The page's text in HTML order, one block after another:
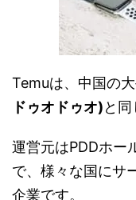
Temuは、中国の
ドゥオドゥオ)と同
運営元はPDDホー
で、様々な国にサ
企業です。